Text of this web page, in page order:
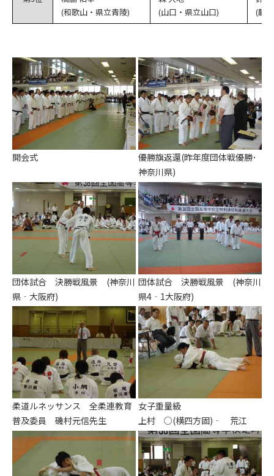
(和歌山・県立青陵)
(山口・県立山口)
(静
開会式
優勝旗返還(昨年度団体戦優勝･
神奈川県)
団体試合 決勝戦風景 (神奈川
県‐大阪府)
団体試合 決勝戦風景 (神奈川
県4‐1大阪府)
柔道ルネッサンス 全柔連教育
普及委員 磯村元信先生
女子重量級
上村 ○(横四方固)‐ 荒江